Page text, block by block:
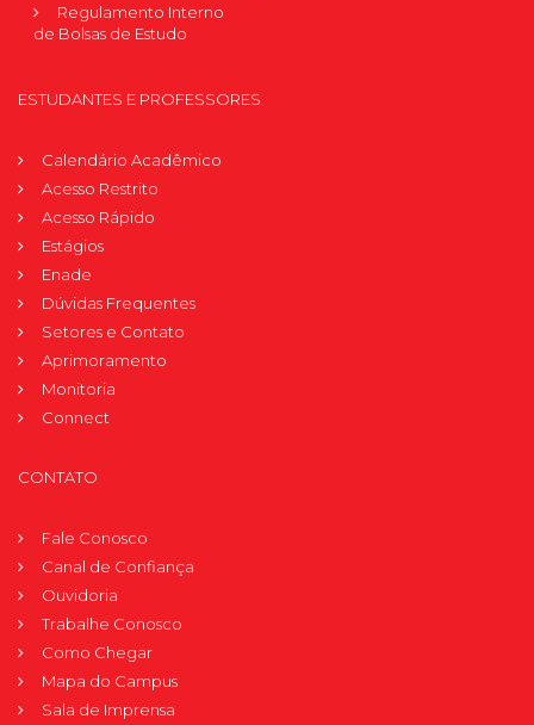
Regulamento Interno
de Bolsas de Estudo
ESTUDANTES E PROFESSORES
Calendário Acadêmico
Acesso Restrito
Acesso Rápido
Estágios
Enade
Dúvidas Frequentes
Setores e Contato
Aprimoramento
Monitoria
Connect
CONTATO
Fale Conosco
Canal de Confiança
Ouvidoria
Trabalhe Conosco
Como Chegar
Mapa do Campus
Sala de Imprensa